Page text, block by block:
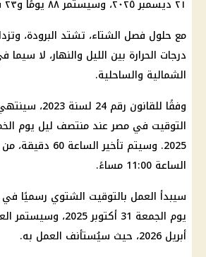
٢١ ديسمبر ٢٠٢٥، وسيستمر ٨٨ يومًا و٢٣ ساعة و٤١ دقيقة.
مع حلول فصل الشتاء، تشتد البرودة،
درجات الحرارة بين الليل والنهار، لا سيما
الشمالية والساحلية.
وفقًا للقانون رقم
التوقيت في مصر عند منتصف ليل يوم
2025. وسيتم
تأخير الساعة 60 دقيقة
،
الساعة 11:00 مساءً.
سيبدأ العمل بالتوقيت الشتوي رسميًا في
يوم
الجمعة 31 أكتوبر
أبريل 2026، حيث سيُستأنف العمل به.